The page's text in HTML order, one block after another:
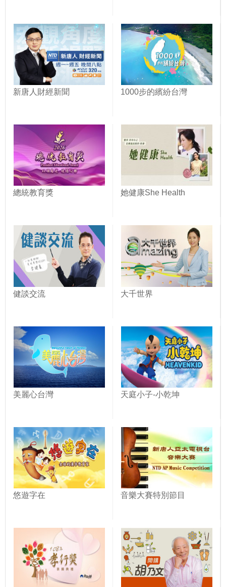
新唐人財經新聞 1000步的繽紛台灣
總統教育獎 她健康She Health
健談交流 大千世界
美麗心台灣 天庭小子-小乾坤
悠遊字在 音樂大賽特別節目